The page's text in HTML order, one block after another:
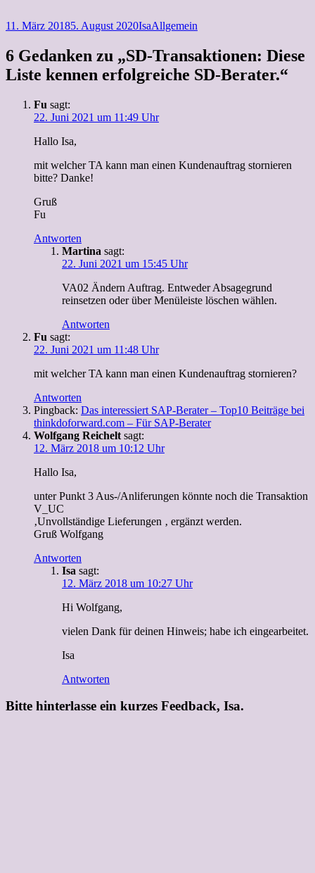
Veröffentlicht
11. März 20185. August 2020Autor
IsaKategorien
Allgemein
6 Gedanken zu „SD-Transaktionen: Diese
Liste kennen erfolgreiche SD-Berater.“
Fu sagt:
22. Juni 2021 um 11:49 Uhr
Hallo Isa,
mit welcher TA kann man einen Kundenauftrag stornieren
bitte? Danke!
Gruß
Fu
Antworten
Martina sagt:
22. Juni 2021 um 15:45 Uhr
VA02 Ändern Auftrag. Entweder Absagegrund
reinsetzen oder über Menüleiste löschen wählen.
Antworten
Fu sagt:
22. Juni 2021 um 11:48 Uhr
mit welcher TA kann man einen Kundenauftrag stornieren?
Antworten
Pingback: Das interessiert SAP-Berater – Top10 Beiträge bei
thinkdoforward.com – Für SAP-Berater
Wolfgang Reichelt sagt:
12. März 2018 um 10:12 Uhr
Hallo Isa,
unter Punkt 3 Aus-/Anliferungen könnte noch die Transaktion
V_UC
‚Unvollständige Lieferungen ‚ ergänzt werden.
Gruß Wolfgang
Antworten
Isa sagt:
12. März 2018 um 10:27 Uhr
Hi Wolfgang,
vielen Dank für deinen Hinweis; habe ich eingearbeitet.
Isa
Antworten
Bitte hinterlasse ein kurzes Feedback, Isa.